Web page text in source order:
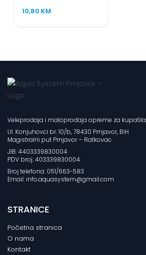
10,80 KM
Veleprodaja i maloprodaja opreme za
Ul. Konjuhovci br. 10/b, 78430 Prnjavor, BiH
Magistralni put Prnjavor – Ratkovac
JIB: 4403339830004
PDV broj: 403339830004
Broj telefona: 051/663-583
Email: info.aquasystem@gmail.com
STRANICE
Početna stranica
O nama
Kontakt